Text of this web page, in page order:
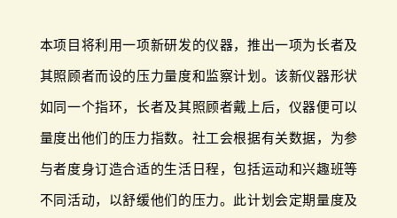
本项目将利用一项新研发的仪器，推出一项为长者及
其照顾者而设的压力量度和监察计划。该新仪器形状
如同一个指环，长者及其照顾者戴上后，仪器便可以
量度出他们的压力指数。社工会根据有关数据，为参
与者度身订造合适的生活日程，包括运动和兴趣班等
不同活动，以舒缓他们的压力。此计划会定期量度及